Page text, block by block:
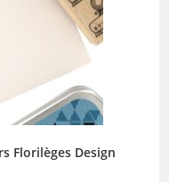
Florilèges Design